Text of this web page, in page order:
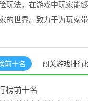
玩法，在游戏中玩家能
的世界。致力于为玩家
前十名 闯关游戏排行
榜前十名